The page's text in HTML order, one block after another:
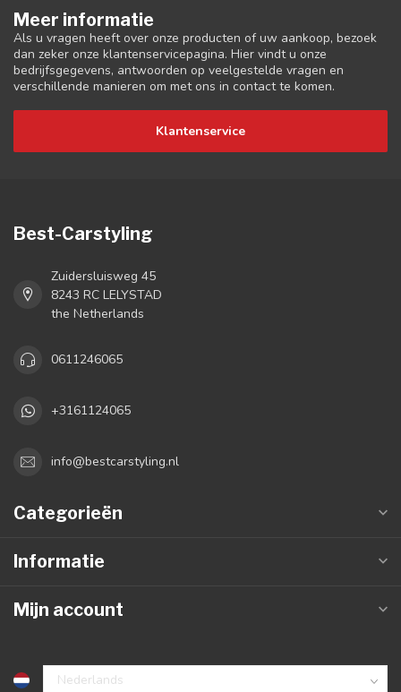
Meer informatie
Als u vragen heeft over onze producten of uw aankoop, bezoek
dan zeker onze klantenservicepagina. Hier vindt u onze
bedrijfsgegevens, antwoorden op veelgestelde vragen en
verschillende manieren om met ons in contact te komen.
Klantenservice
Best-Carstyling
Zuidersluisweg 45
8243 RC LELYSTAD
the Netherlands
0611246065
+3161124065
info@bestcarstyling.nl
Categorieën
Informatie
Mijn account